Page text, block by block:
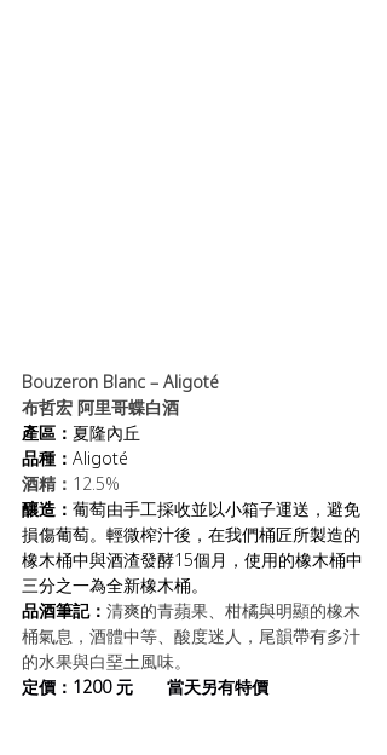
Bouzeron Blanc – Aligoté
布哲宏 阿里哥蝶白酒
產區： 夏隆內丘
品種： Aligoté
酒精： 12.5%
釀造： 葡萄由手工採收並以小箱子運送，避免
損傷葡萄。輕微榨汁後，在我們桶匠所製造的
橡木桶中與酒渣發酵15個月，使用的橡木桶中
三分之一為全新橡木桶。
品酒筆記： 清爽的青蘋果、柑橘與明顯的橡木
桶氣息，酒體中等、酸度迷人，尾韻帶有多汁
的水果與白堊土風味。
定價：1200 元       當天另有特價